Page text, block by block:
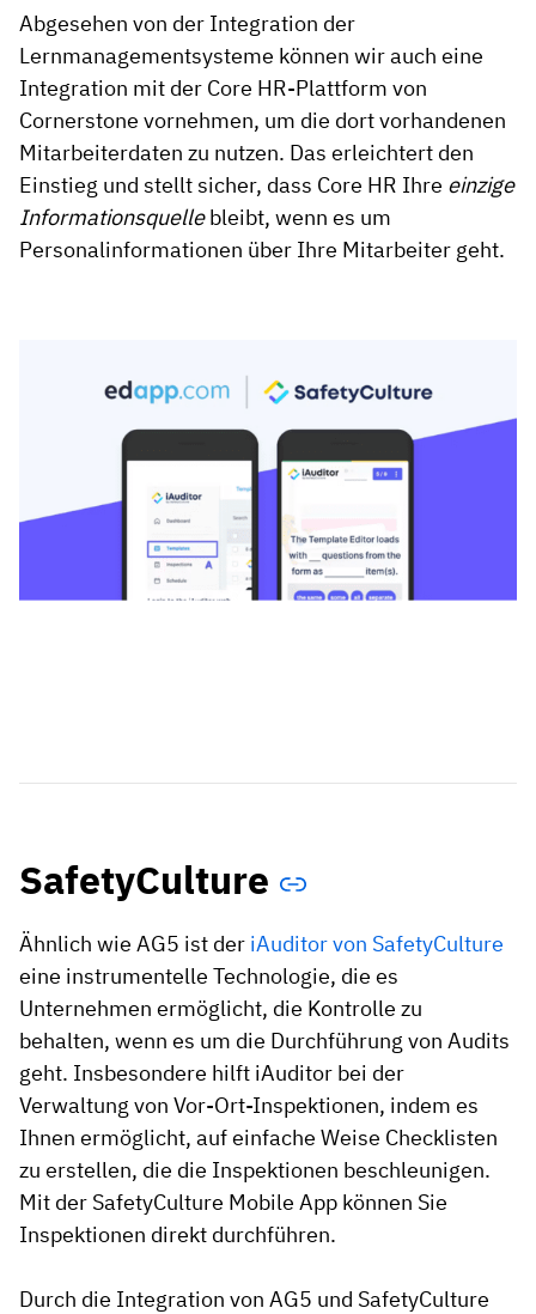
Abgesehen von der Integration der
Lernmanagementsysteme können wir auch eine
Integration mit der Core HR-Plattform von
Cornerstone vornehmen, um die dort vorhandenen
Mitarbeiterdaten zu nutzen. Das erleichtert den
Einstieg und stellt sicher, dass Core HR Ihre einzige
Informationsquellebleibt, wenn es um
Personalinformationen über Ihre Mitarbeiter geht.
SafetyCulture
Ähnlich wie AG5 ist der iAuditor von SafetyCulture
eine instrumentelle Technologie, die es
Unternehmen ermöglicht, die Kontrolle zu
behalten, wenn es um die Durchführung von Audits
geht. Insbesondere hilft iAuditor bei der
Verwaltung von Vor-Ort-Inspektionen, indem es
Ihnen ermöglicht, auf einfache Weise Checklisten
zu erstellen, die die Inspektionen beschleunigen.
Mit der SafetyCulture Mobile App können Sie
Inspektionen direkt durchführen.
Durch die Integration von AG5 und SafetyCulture